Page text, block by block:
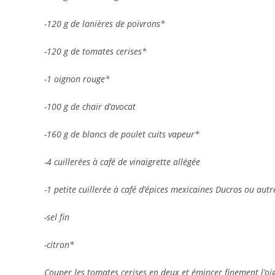
-120 g de lanières de poivrons*
-120 g de tomates cerises*
-1 oignon rouge*
-100 g de chair d’avocat
-160 g de blancs de poulet cuits vapeur*
-4 cuillerées à café de vinaigrette allégée
-1 petite cuillerée à café d’épices mexicaines Ducros ou
-sel fin
-citron*
Couper les tomates cerises en deux et émincer finement